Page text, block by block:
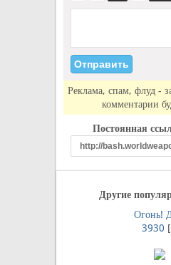
Реклама, спам, флуд -
комментарии
Постоянная
Другие
Огонь!
3930 [